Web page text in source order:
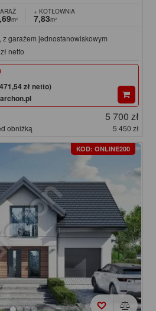
m²
+ KOTŁOWNIA
7,83m²
garażem jednostanowiskowym
netto
zł netto)
5 700 zł
obniżką 5 450 zł
KOD: ONLINE200